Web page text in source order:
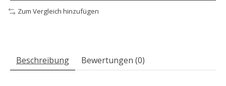
Zum Vergleich hinzufügen
Beschreibung Bewertungen (0)